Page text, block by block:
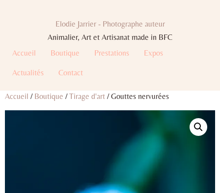
Elodie Jarrier - Photographe auteur
Animalier, Art et Artisanat made in BFC
Accueil
Boutique Prestations Expos
Actualités Contact
Accueil / Boutique /Tirage d'art / Gouttes nervurées